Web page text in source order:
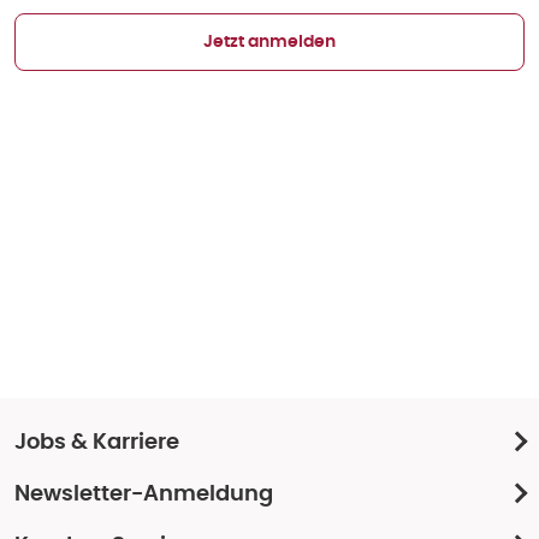
Jetzt anmelden
Jobs & Karriere
Newsletter-Anmeldung